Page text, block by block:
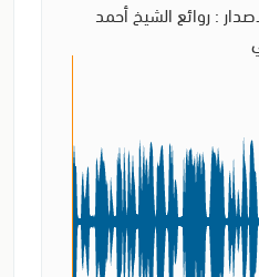
: روائع الشيخ أحمد